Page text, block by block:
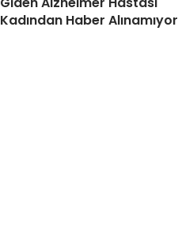
Kadından Haber Alınamıyor